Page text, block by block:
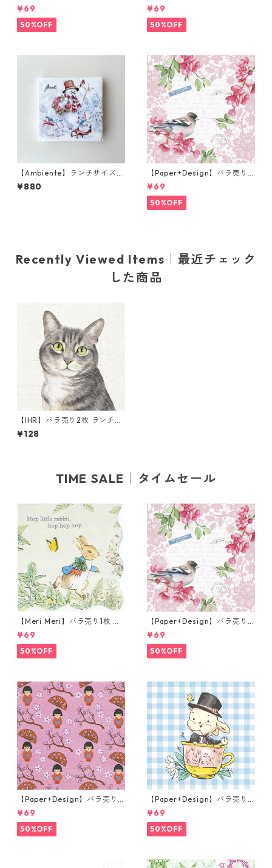
クテルサイズ ペーパーナプキ
ン English Garden Lace ピン
ク
¥69
50%OFF
クテルサイズ ペーパーナプキ
ン Dinasor Kingdam クリー
ムxブルー
¥69
50%OFF
【Ambiente】ランチサイズ
ペーパーナプキン Sporty sno
wmen ホワイト 20枚入り
¥880
【Paper+Design】バラ売り2
枚 ランチサイズ ペーパーナプ
キン Sweet bird ローズ
¥69
50%OFF
Recently Viewed Items｜最近チェック
した商品
【IHR】バラ売り2枚 ランチサ
イズ ペーパーナプキン FARM
CAT クリーム
¥128
TIME SALE｜タイムセール
【Meri Meri】バラ売り1枚 カ
クテルサイズ ペーパーナプキ
ン Peter Rabbit In The Gard
en クリーム ピーターラビット
¥69
50%OFF
【Paper+Design】バラ売り2
枚 ランチサイズ ペーパーナプ
キン Sweet bird ローズ
¥69
50%OFF
【Paper+Design】バラ売り2
枚 ランチサイズ ペーパーナプ
キン LITTLE GEISHA ピンク
¥69
50%OFF
【Paper+Design】バラ売り2
枚 ランチサイズ ペーパーナプ
キン Easter Cup ライトブル
ー
¥69
50%OFF